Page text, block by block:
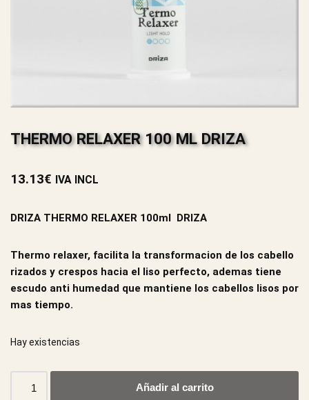
THERMO RELAXER 100 ML DRIZA
13.13€ IVA INCL
DRIZA THERMO RELAXER 100ml DRIZA
Thermo relaxer, facilita la transformacion de los cabello
rizados y crespos hacia el liso perfecto, ademas tiene
escudo anti humedad que mantiene los cabellos lisos por
mas tiempo.
Hay existencias
Añadir al carrito